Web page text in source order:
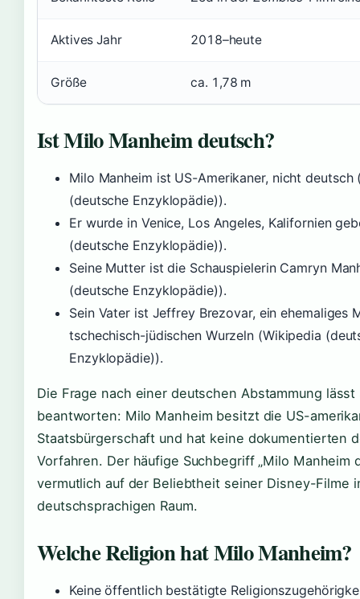
Aktives Jahr 2018–heute
Größe ca. 1,78 m
Ist Milo Manheim deutsch?
Milo Manheim ist US-Amerikaner, nicht deutsch
(deutsche Enzyklopädie)).
Er wurde in Venice, Los Angeles, Kalifornien
(deutsche Enzyklopädie)).
Seine Mutter ist die Schauspielerin Camryn
(deutsche Enzyklopädie)).
Sein Vater ist Jeffrey Brezovar, ein ehemaliges
tschechisch-jüdischen Wurzeln (Wikipedia
Enzyklopädie)).
Die Frage nach einer deutschen Abstammung lässt
beantworten: Milo Manheim besitzt die US-
Staatsbürgerschaft und hat keine dokumentierten
Vorfahren. Der häufige Suchbegriff „Milo Manheim
vermutlich auf der Beliebtheit seiner Disney-Filme
deutschsprachigen Raum.
Welche Religion hat Milo Manheim?
Keine öffentlich bestätigte